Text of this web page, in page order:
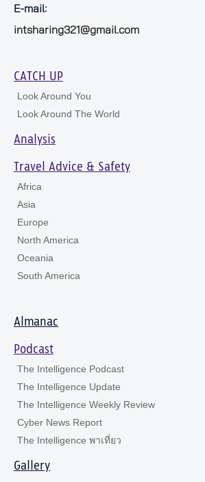
E-mail:
intsharing321@gmail.com
CATCH UP
Look Around You
Look Around The World
Analysis
Travel Advice & Safety
Africa
Asia
Europe
North America
Oceania
South America
Almanac
Podcast
The Intelligence Podcast
The Intelligence Update
The Intelligence Weekly Review
Cyber News Report
The Intelligence พาเที่ยว
Gallery